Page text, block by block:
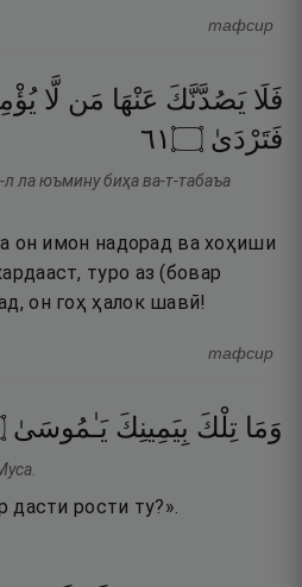
тафсир
فَلَا يَصُدَّنَّكَ عَنْهَا مَن لَّا
فَتَرْدَىٰ ۝١٦
ла юъмину биҳа ва-т-табаъа
он имон надорад ва хоҳиши
туро аз (бовар
он гоҳ ҳалок шавӣ!
тафсир
وَمَا تِلْكَ بِيَمِينِكَ يَـٰمُوسَىٰ
дасти рости ту?».